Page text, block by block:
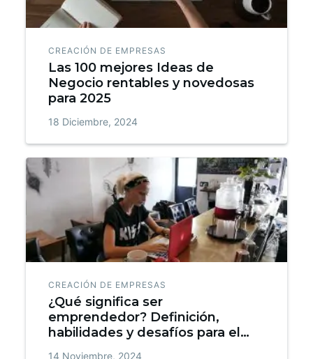
CREACIÓN DE EMPRESAS
Las 100 mejores Ideas de
Negocio rentables y novedosas
para 2025
18 Diciembre, 2024
CREACIÓN DE EMPRESAS
¿Qué significa ser
emprendedor? Definición,
habilidades y desafíos para el
14 Noviembre, 2024